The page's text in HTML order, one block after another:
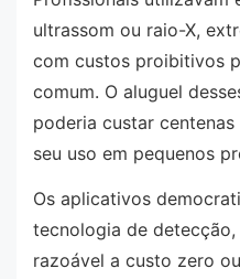
ultrassom ou raio-X,
com custos proibitivos
comum. O aluguel
poderia custar
seu uso em pequenos
Os aplicativos
tecnologia de
razoável a custo zero